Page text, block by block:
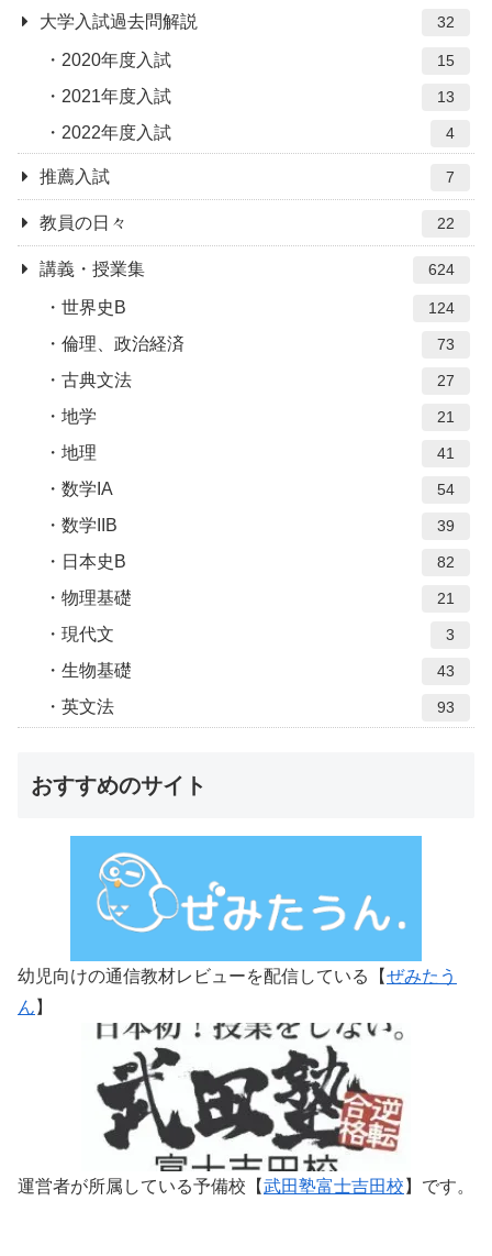
大学入試過去問解説 32
2020年度入試 15
2021年度入試 13
2022年度入試 4
推薦入試 7
教員の日々 22
講義・授業集 624
世界史B 124
倫理、政治経済 73
古典文法 27
地学 21
地理 41
数学IA 54
数学IIB 39
日本史B 82
物理基礎 21
現代文 3
生物基礎 43
英文法 93
おすすめのサイト
幼児向けの通信教材レビューを配信している【ぜみたう
ん 】
運営者が所属している予備校【武田塾富士吉田校 】です。